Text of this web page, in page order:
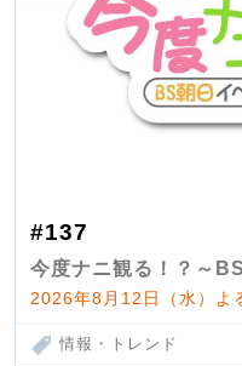
#137
今度ナニ観る！？～
2026年8月12日（水）よ
情報・トレンド